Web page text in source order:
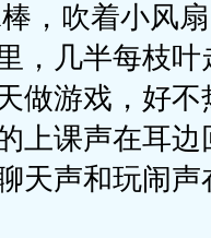
，吹着小风
，几半每枝叶
做游戏，好不
上课声在耳
天声和玩闹